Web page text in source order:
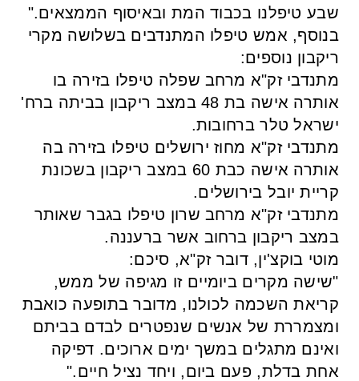
שבע טיפלנו בכבוד המת ובאיסוף הממצאים."
בנוסף, אמש טיפלו המתנדבים בשלושה מקרי
ריקבון נוספים:
מתנדבי זק"א מרחב שפלה טיפלו בזירה בו
אותרה אישה בת 48 במצב ריקבון בביתה ברח'
ישראל טלר ברחובות.
מתנדבי זק"א מחוז ירושלים טיפלו בזירה בה
אותרה אישה כבת 60 במצב ריקבון בשכונת
קריית יובל בירושלים.
מתנדבי זק"א מרחב שרון טיפלו בגבר שאותר
במצב ריקבון ברחוב אשר ברעננה.
מוטי בוקצ'ין, דובר זק"א, סיכם:
⁠"שישה מקרים ביומיים זו מגיפה של ממש,
קריאת השכמה לכולנו, מדובר בתופעה כואבת
ומצמררת של אנשים שנפטרים לבדם בביתם
ואינם מתגלים במשך ימים ארוכים. דפיקה
אחת בדלת, פעם ביום, ויחד נציל חיים."